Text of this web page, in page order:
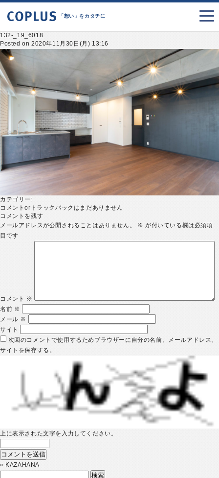
「想い」をカタチに
132-_19_6018
Posted on 2020年11月30日(月) 13:16
カテゴリー:
コメントorトラックバックはまだありません
コメントを残す
メールアドレスが公開されることはありません。
※ が付いている欄は必須項
目です
コメント ※
名前 ※
メール ※
サイト
次回のコメントで使用するためブラウザーに自分の名前、メールアドレス、
サイトを保存する。
上に表示された文字を入力してください。
« KAZAHANA